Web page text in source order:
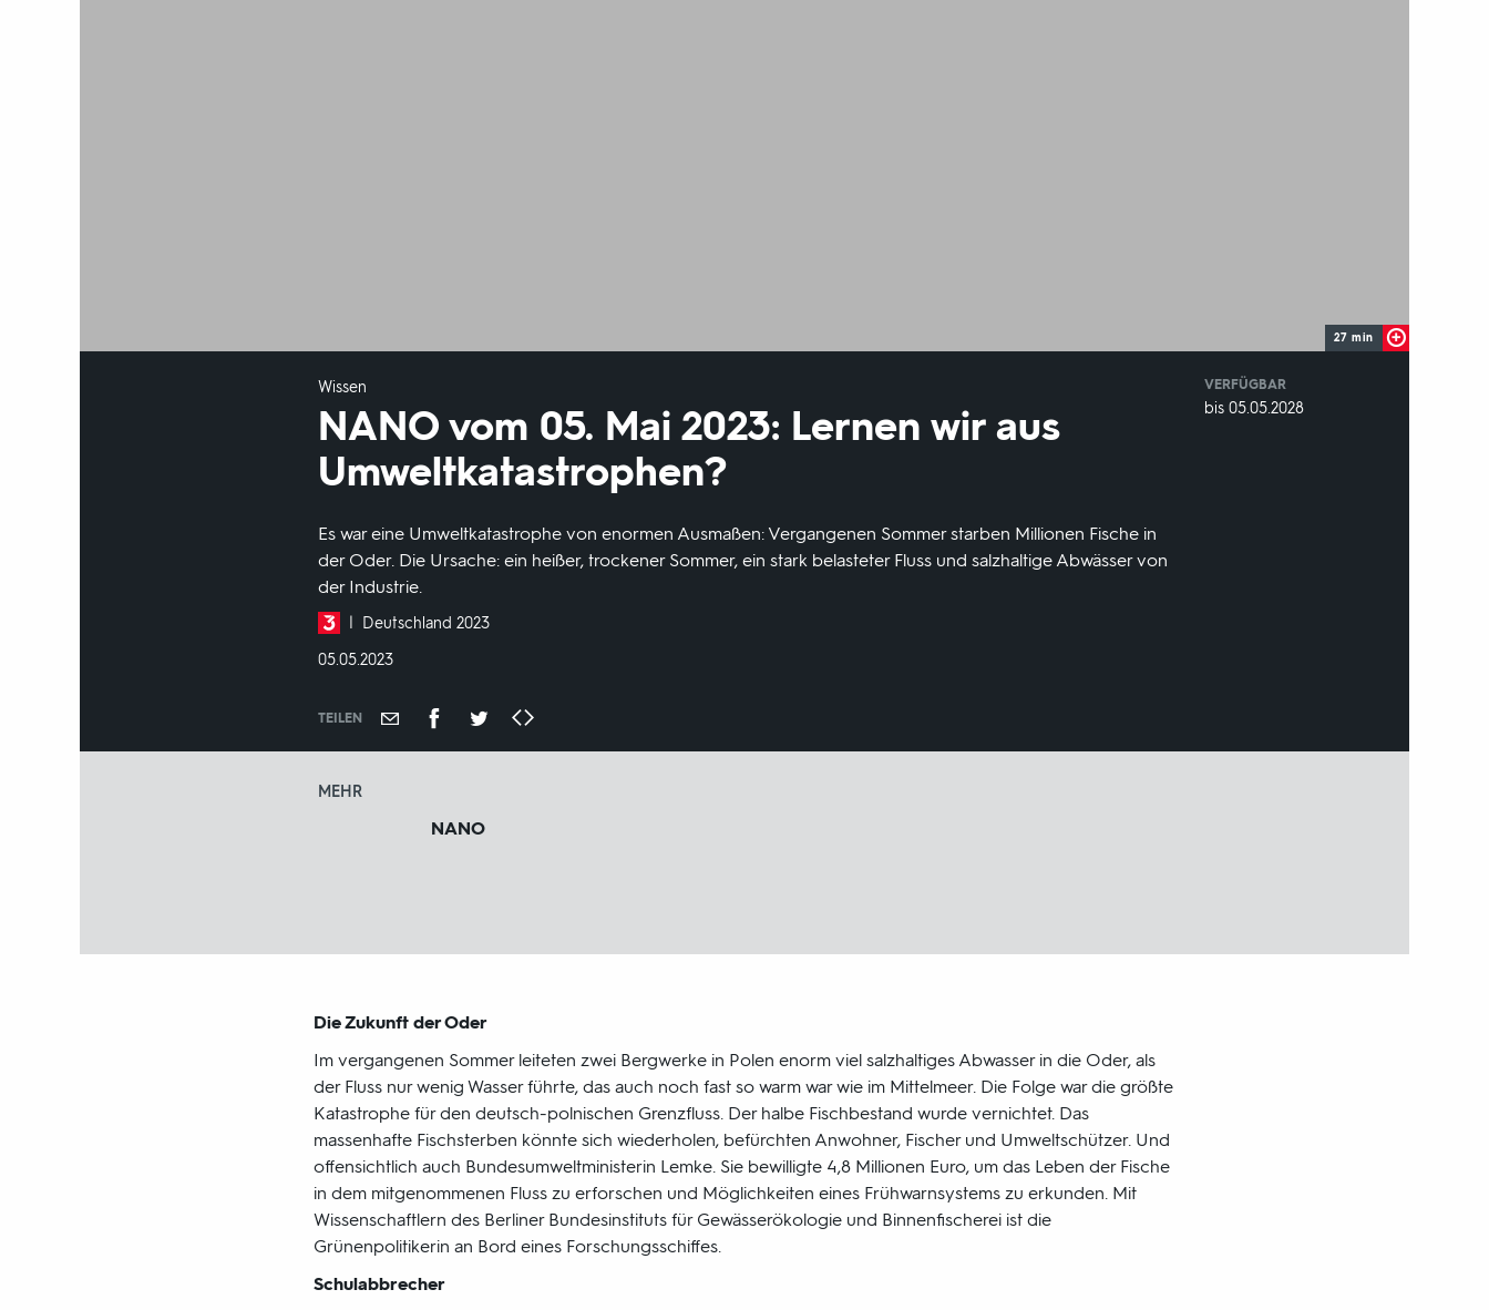
27 min
Wissen
NANO vom 05. Mai 2023: Lernen wir aus
Umweltkatastrophen?
Es war eine Umweltkatastrophe von enormen Ausmaßen: Vergangenen Sommer starben Millionen Fische in
der Oder. Die Ursache: ein heißer, trockener Sommer, ein stark belasteter Fluss und salzhaltige Abwässer von
der Industrie.
Produktionsland
und
Deutschland 2023
DATUM:
05.05.2023
TEILEN
VERFÜGBAR
weltweit
VERFÜGBAR
bis 05.05.2028
MEHR
NANO
Die Zukunft der Oder
Im vergangenen Sommer leiteten zwei Bergwerke in Polen enorm viel salzhaltiges Abwasser in die Oder, als
der Fluss nur wenig Wasser führte, das auch noch fast so warm war wie im Mittelmeer. Die Folge war die größte
Katastrophe für den deutsch-polnischen Grenzfluss. Der halbe Fischbestand wurde vernichtet. Das
massenhafte Fischsterben könnte sich wiederholen, befürchten Anwohner, Fischer und Umweltschützer. Und
offensichtlich auch Bundesumweltministerin Lemke. Sie bewilligte 4,8 Millionen Euro, um das Leben der Fische
in dem mitgenommenen Fluss zu erforschen und Möglichkeiten eines Frühwarnsystems zu erkunden. Mit
Wissenschaftlern des Berliner Bundesinstituts für Gewässerökologie und Binnenfischerei ist die
Grünenpolitikerin an Bord eines Forschungsschiffes.
Schulabbrecher